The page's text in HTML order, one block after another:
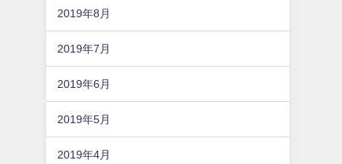
2019年8月
2019年7月
2019年6月
2019年5月
2019年4月